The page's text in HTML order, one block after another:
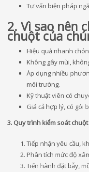
Tư vấn biện pháp
2. Vì sao nên
chuột của
Hiệu quả nhanh
Không gây mùi,
Áp dụng nhiều
môi trường.
Kỹ thuật viên có
Giá cả hợp lý, có gói
3. Quy trình kiểm soát
Tiếp nhận yêu cầu,
Phân tích mức độ
Tiến hành đặt bẫy,